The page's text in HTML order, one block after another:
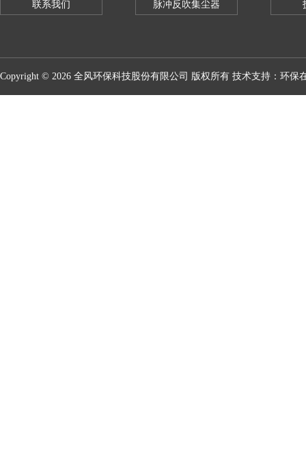
联系我们 脉冲反吹集尘器
Copyright © 2026 全风环保科技股份有限公司 版权所有 技术支持： 环保